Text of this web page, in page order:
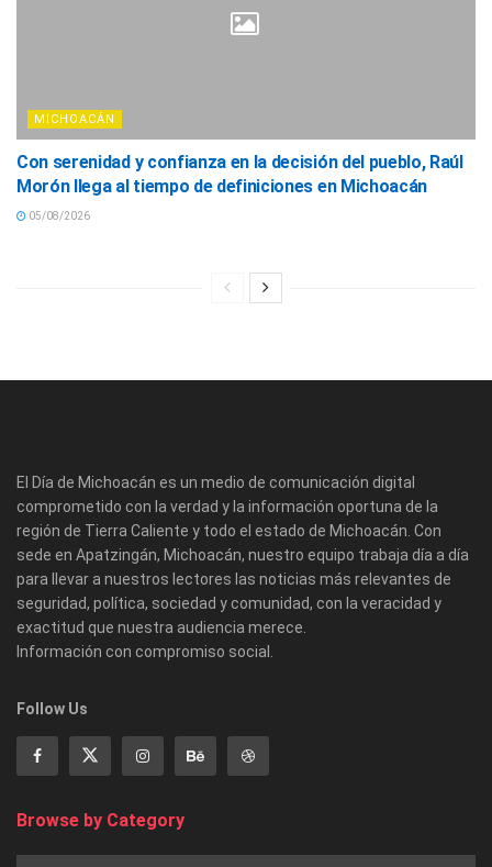
MICHOACÁN
Con serenidad y confianza en la decisión del pueblo, Raúl
Morón llega al tiempo de definiciones en Michoacán
05/08/2026
El Día de Michoacán es un medio de comunicación digital
comprometido con la verdad y la información oportuna de la
región de Tierra Caliente y todo el estado de Michoacán. Con
sede en Apatzingán, Michoacán, nuestro equipo trabaja día a día
para llevar a nuestros lectores las noticias más relevantes de
seguridad, política, sociedad y comunidad, con la veracidad y
exactitud que nuestra audiencia merece.
Información con compromiso social.
Follow Us
Browse by Category